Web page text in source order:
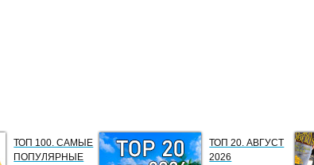
ТОП 100. САМЫЕ
ПОПУЛЯРНЫЕ
ТОП 20. АВГУСТ
2026